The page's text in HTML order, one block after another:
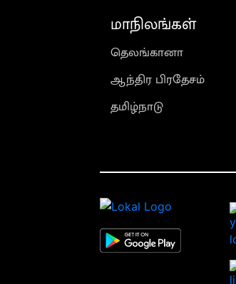
மாநிலங்கள்
தெலங்கானா
ஆந்திர பிரதேசம்
தமிழ்நாடு